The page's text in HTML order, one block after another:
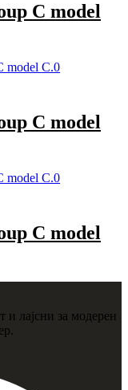
C model
C model
C model
лајсни за модерен